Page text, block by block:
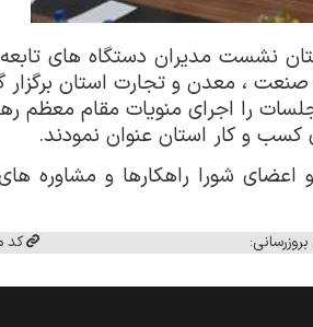
نشست مدیران دستگاه های
صنعت ، معدن وتجارت استان برگزار
را اجرای منویات مقام معظم
کسب و کار استان عنوان نمودند.
شورا راهکارها و مشاوره های
کد